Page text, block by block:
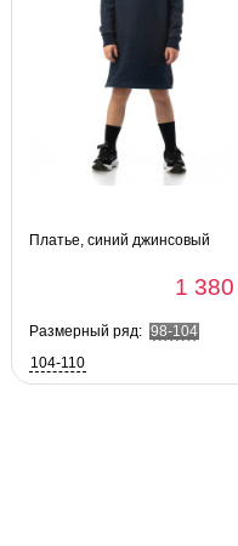
Платье, синий джинсовый
1
Размерный ряд: 98-104
104-110